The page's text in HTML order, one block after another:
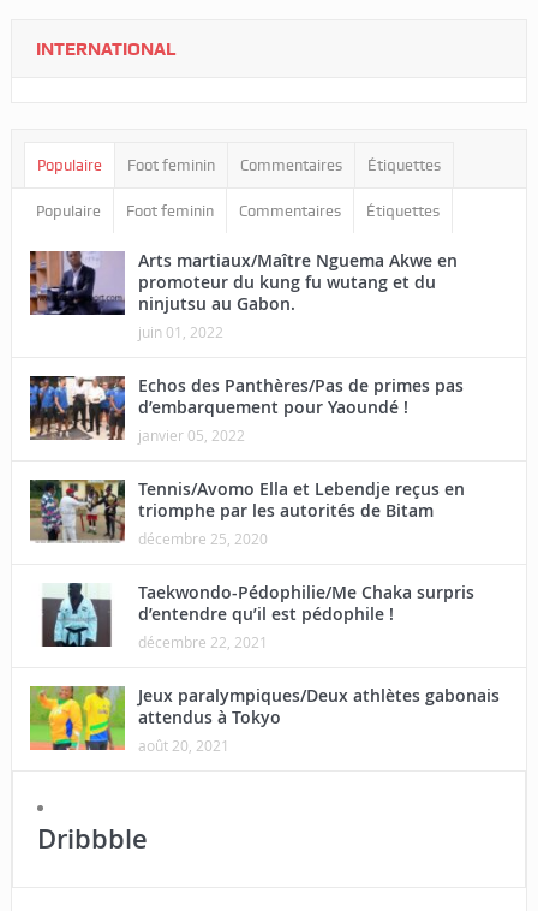
INTERNATIONAL
Populaire Foot feminin Commentaires Étiquettes
Populaire Foot feminin Commentaires Étiquettes
Arts martiaux/Maître Nguema Akwe en
promoteur du kung fu wutang et du
ninjutsu au Gabon.
juin 01, 2022
Echos des Panthères/Pas de primes pas
d’embarquement pour Yaoundé !
janvier 05, 2022
Tennis/Avomo Ella et Lebendje reçus en
triomphe par les autorités de Bitam
décembre 25, 2020
Taekwondo-Pédophilie/Me Chaka surpris
d’entendre qu’il est pédophile !
décembre 22, 2021
Jeux paralympiques/Deux athlètes gabonais
attendus à Tokyo
août 20, 2021
Dribbble